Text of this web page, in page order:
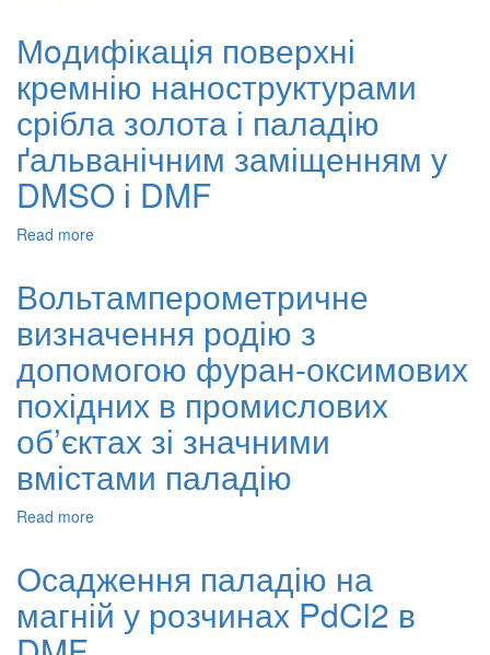
іміно-1,3-
тіазолідин-2-
оном
гексану
нікельвмісному
цеоліті
типу
морденіту
Мoдифікація поверхні
кремнію наноструктурами
срібла золота і паладію
ґальванічним заміщенням у
DMSO і DMF
Read more
кремнію
наноструктурами
срібла
золота
і
паладію
ґальванічним
заміщенням
у
DMSO
Вольтамперометричне
визначення родію з
допомогою фуран-оксимових
похідних в промислових
об’єктах зі значними
вмістами паладію
Read more
родію
з
допомогою
Осадження паладію на
магній у розчинах PdCl2 в